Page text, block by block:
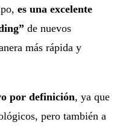
es una excelente
de nuevos
más rápida y
por definición, ya que
pero también a